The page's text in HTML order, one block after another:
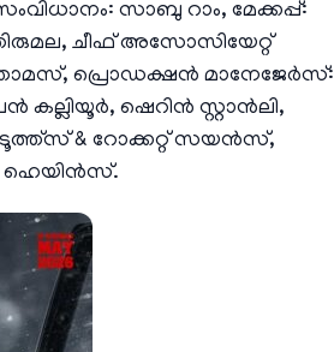
സാബു റാം, മേക്കപ്പ്:
ചീഫ് അസോസിയേറ്റ്
പ്രൊഡക്ഷൻ മാനേജേർസ്:
ഷെറിൻ സ്റ്റാൻലി,
& റോക്കറ്റ് സയൻസ്,
ഹെയിൻസ്.